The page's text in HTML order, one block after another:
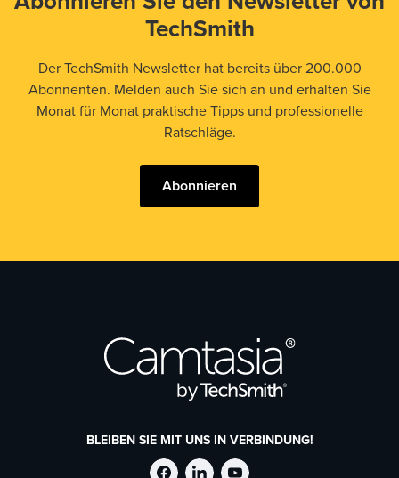
TechSmith
Der TechSmith Newsletter hat bereits über 200.000
Abonnenten. Melden auch Sie sich an und erhalten Sie
Monat für Monat praktische Tipps und professionelle
Ratschläge.
Abonnieren
BLEIBEN SIE MIT UNS IN VERBINDUNG!